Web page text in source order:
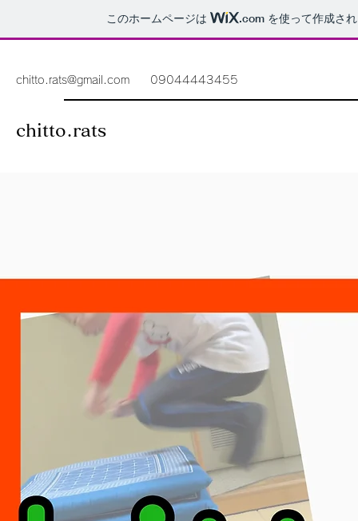
このホームページは .com を使って作成さ
chitto.rats@gmail.com 09044443455
chitto.rats